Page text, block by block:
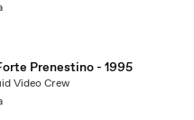
Prenestino - 1995
Video Crew